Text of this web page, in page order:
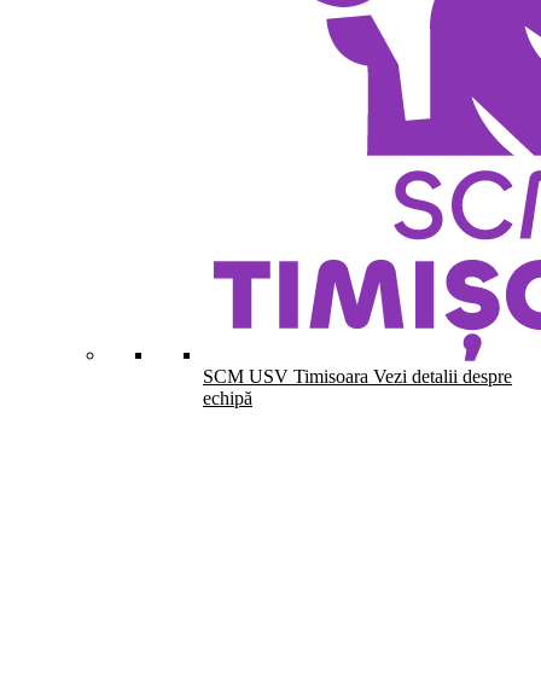
SCM USV Timisoara Vezi detalii despre
echipă